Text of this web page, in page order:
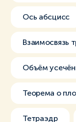
Ось абсцисс
Взаимосвязь
Объём
Теорема о
Тетраэдр